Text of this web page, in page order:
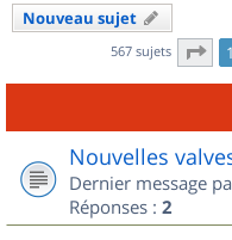
Nouveau sujet
567 sujets 1
Nouvelles
Dernier message
Réponses : 2